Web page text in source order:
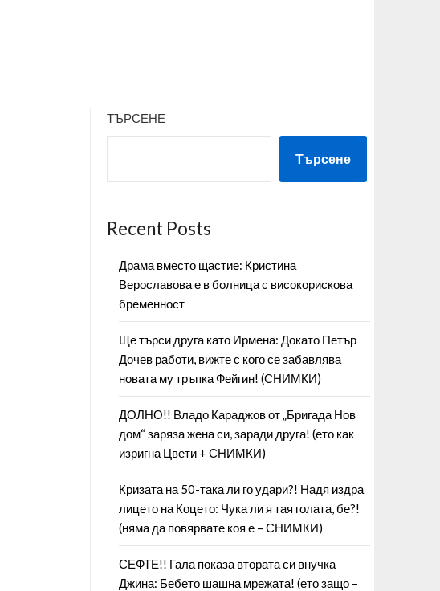
ТЪРСЕНЕ
Търсене
Recent Posts
Драма вместо щастие: Кристина
Верославова е в болница с високорискова
бременност
Ще търси друга като Ирмена: Докато Петър
Дочев работи, вижте с кого се забавлява
новата му тръпка Фейгин! (СНИМКИ)
ДОЛНО!! Владо Караджов от „Бригада Нов
дом“ заряза жена си, заради друга! (ето как
изригна Цвети + СНИМКИ)
Кризата на 50-така ли го удари?! Надя издра
лицето на Коцето: Чука ли я тая голата, бе?!
(няма да повярвате коя е – СНИМКИ)
СЕФТЕ!! Гала показа втората си внучка
Джина: Бебето шашна мрежата! (ето защо –